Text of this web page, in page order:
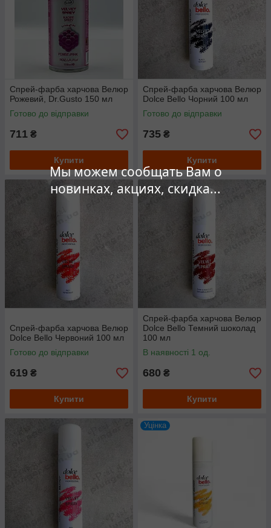
Мы можем сообщать Вам о
новинках, акциях, скидка...
Спрей-фарба харчова Велюр
Рожевий, Dr.Gusto 150 мл
Готово до відправки
711 ₴
Купити
Спрей-фарба харчова Велюр
Dolce Bello Чорний 100 мл
Готово до відправки
735 ₴
Купити
Спрей-фарба харчова Велюр
Dolce Bello Червоний 100 мл
Готово до відправки
619 ₴
Купити
Спрей-фарба харчова Велюр
Dolce Bello Темний шоколад
100 мл
В наявності 1 од.
680 ₴
Купити
Уцінка